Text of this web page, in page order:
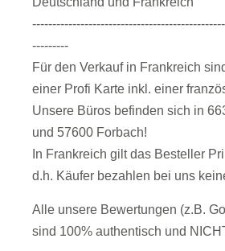
---------
Für den Verkauf in Frankreich
einer Profi Karte inkl. einer
Unsere Büros befinden sich in
und 57600 Forbach!
In Frankreich gilt das Besteller
d.h. Käufer bezahlen bei uns
Alle unsere Bewertungen (z.B.
sind 100% authentisch und